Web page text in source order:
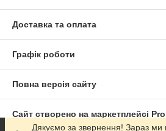
Доставка та оплата
Графік роботи
Повна версія сайту
Сайт створено на маркетплейсі
Дякуємо за звернення! Зараз ми